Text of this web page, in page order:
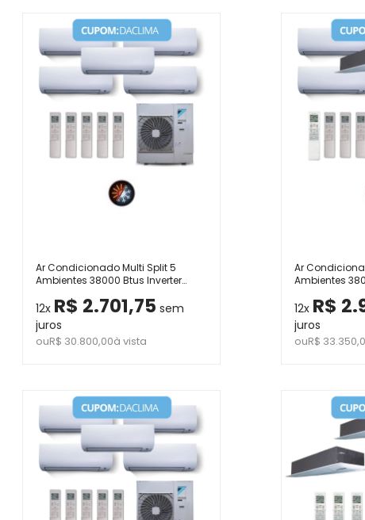
Ar Condicionado Multi Split 5
Ambientes 38000 Btus Inverter
9000 e 1 de 12000 Quente Frio 220V
12x R$ 2.701,75 sem
juros
ouR$ 30.800,00à vista
Ar
Ambientes
9000 e 1
Quente Frio
12x R$
juros
ouR$